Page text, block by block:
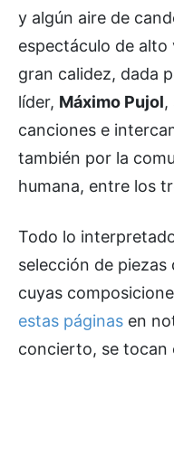
y algún aire de
espectáculo de
gran calidez, dada
líder, Máximo Pujol,
canciones e
también por la
humana, entre los
Todo lo
selección de piezas
cuyas
estas páginas en
concierto, se tocan